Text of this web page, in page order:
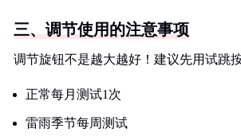
三、调节使用的注意事项
调节旋钮不是越大越好！建议先用试跳
正常每月测试1次
雷雨季节每周测试